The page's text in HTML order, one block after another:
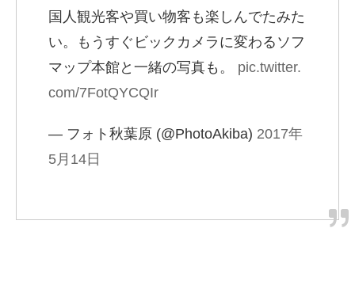
国人観光客や買い物客も楽しんでたみた
い。もうすぐビックカメラに変わるソフ
マップ本館と一緒の写真も。 pic.twitter.
com/7FotQYCQIr
— フォト秋葉原 (@PhotoAkiba) 2017年
5月14日